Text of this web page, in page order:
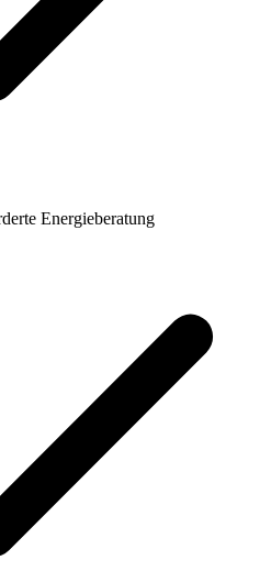
Energieberatung